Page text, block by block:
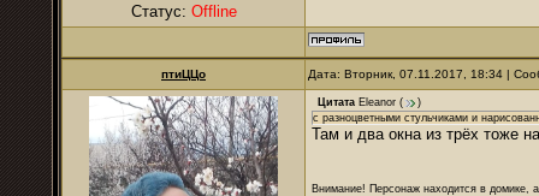
Статус: Offline
птиЦЦо Дата: Вторник, 07.11.2017, 18:34 |
Цитата Eleanor (
)
с разноцветными стульчиками и
Там и два окна из трёх тоже
Внимание! Персонаж находится в домике,